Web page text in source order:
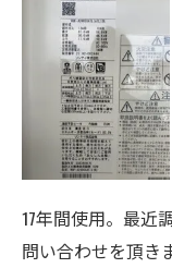
17年間使用。最近
問い合わせを頂き